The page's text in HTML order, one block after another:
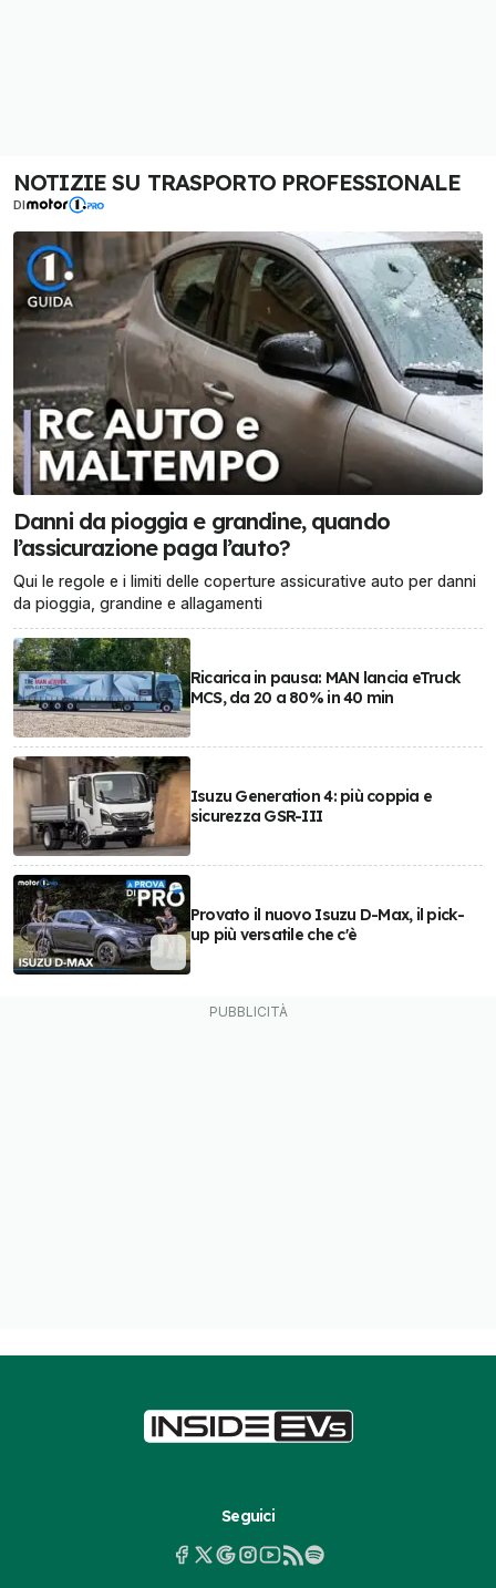
NOTIZIE SU TRASPORTO PROFESSIONALE
DI
Danni da pioggia e grandine, quando
l’assicurazione paga l’auto?
Qui le regole e i limiti delle coperture assicurative auto per danni
da pioggia, grandine e allagamenti
Ricarica in pausa: MAN lancia eTruck
MCS, da 20 a 80% in 40 min
Isuzu Generation 4: più coppia e
sicurezza GSR-III
Provato il nuovo Isuzu D-Max, il pick-
up più versatile che c'è
Seguici